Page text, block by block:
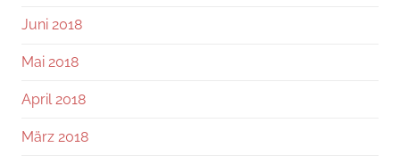
Juni 2018
Mai 2018
April 2018
März 2018